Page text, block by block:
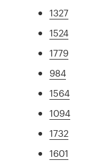
1327
1524
1779
984
1564
1094
1732
1601